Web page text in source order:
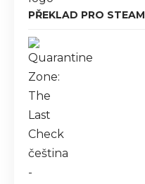
PŘEKLAD PRO STEAM